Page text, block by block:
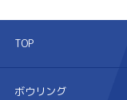
TOP
ボウリング